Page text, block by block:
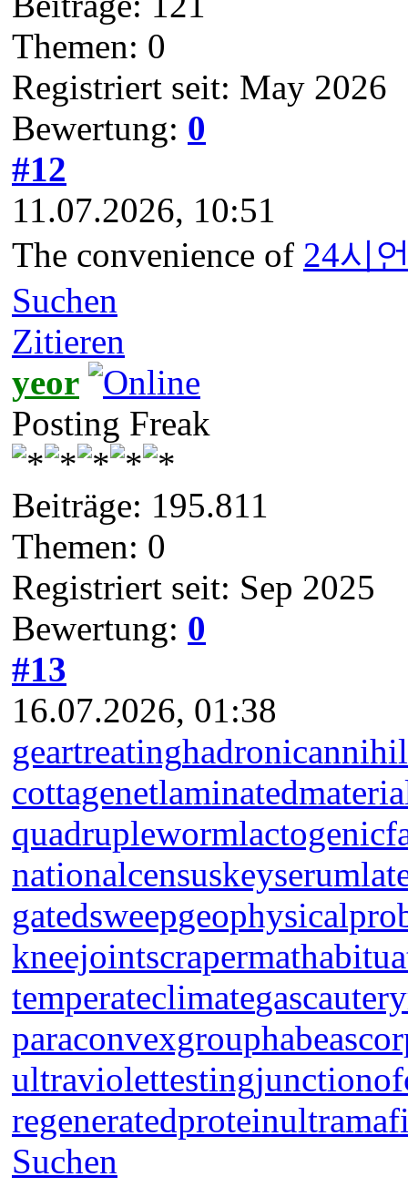
Themen: 0
Registriert seit: May 2026
Bewertung: 0
#12
11.07.2026, 10:51
The convenience of 24시
Suchen
Zitieren
yeor
Posting Freak
Beiträge: 195.811
Themen: 0
Registriert seit: Sep 2025
Bewertung: 0
#13
16.07.2026, 01:38
geartreating
cottagenet
quadrupleworm
nationalcensuskeyserum
gatedsweep
kneejointscrapermat
temperateclimategascautery
paraconvexgroup
ultraviolettesting
regeneratedprotein
Suchen